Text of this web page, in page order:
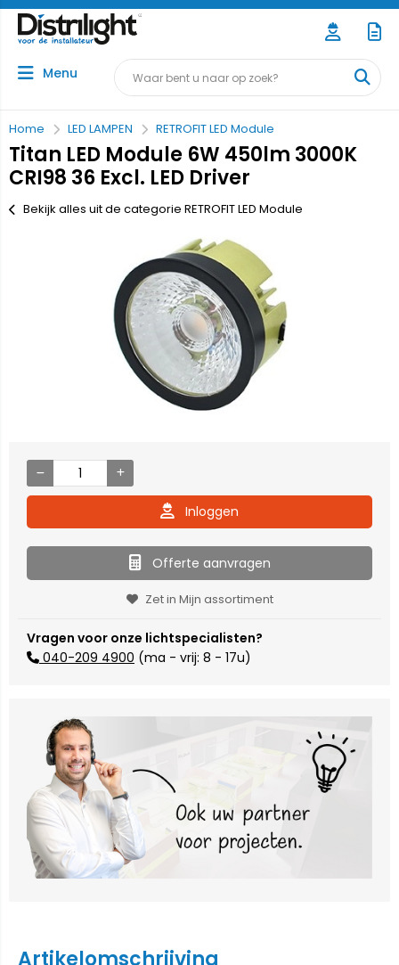
Menu
Home LED LAMPEN RETROFIT LED Module
Titan LED Module 6W 450lm 3000K
CRI98 36 Excl. LED Driver
Bekijk alles uit de categorie RETROFIT LED Module
Inloggen
Offerte aanvragen
Zet in Mijn assortiment
Vragen voor onze lichtspecialisten?
040-209 4900 (ma - vrij: 8 - 17u)